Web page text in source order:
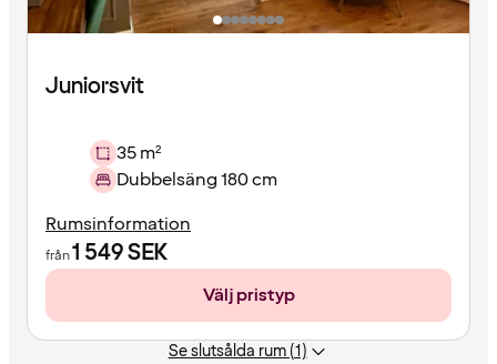
Juniorsvit
35 m²
Dubbelsäng 180 cm
Rumsinformation
från1 549SEK
Välj pristyp
Se slutsålda rum (1)